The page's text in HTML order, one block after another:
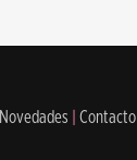
Novedades
Contacto